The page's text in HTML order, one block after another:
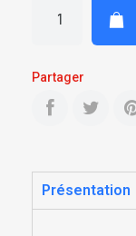
Partager
Présentation